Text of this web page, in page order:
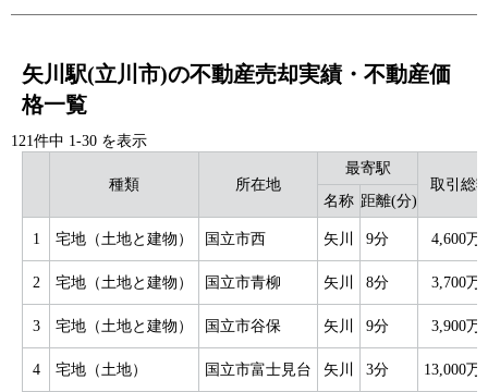
矢川駅(立川市)の不動産売却実績・不動産価
格一覧
121件中 1-30 を表示
種類 所在地
最寄駅
取引総
名称 距離(分)
1 宅地（土地と建物） 国立市西 矢川 9分 4,600万
2 宅地（土地と建物） 国立市青柳 矢川 8分 3,700万
3 宅地（土地と建物） 国立市谷保 矢川 9分 3,900万
4 宅地（土地） 国立市富士見台 矢川 3分 13,000万